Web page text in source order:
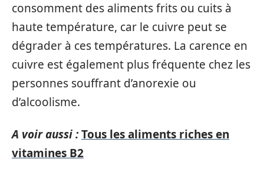
consomment des aliments frits ou cuits à
haute température, car le cuivre peut se
dégrader à ces températures. La carence en
cuivre est également plus fréquente chez les
personnes souffrant d’anorexie ou
d’alcoolisme.
A voir aussi :Tous les aliments riches en
vitamines B2